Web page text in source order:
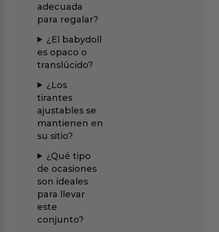
adecuada
para regalar?
¿El babydoll
es opaco o
translúcido?
¿Los
tirantes
ajustables se
mantienen en
su sitio?
¿Qué tipo
de ocasiones
son ideales
para llevar
este
conjunto?